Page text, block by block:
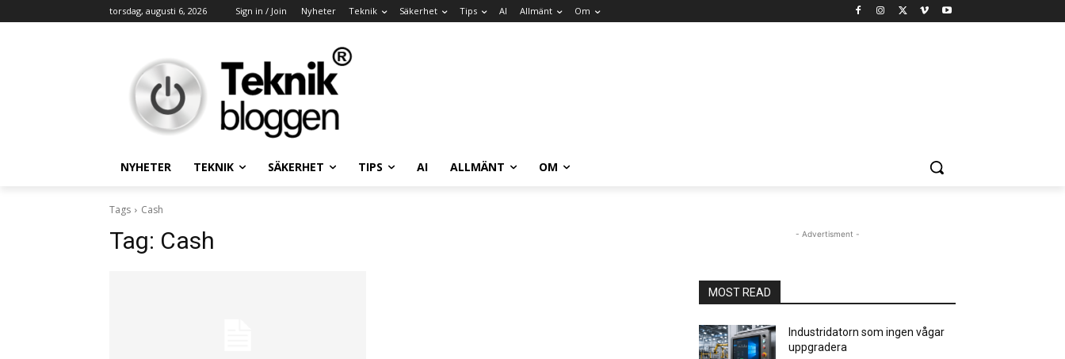
torsdag, augusti 6, 2026 Sign in / Join Nyheter Teknik Säkerhet Tips AI Allmänt Om
NYHETER TEKNIK SÄKERHET TIPS AI ALLMÄNT OM
Tags Cash
Tag: Cash - Advertisment -
MOST READ
Industridatorn som ingen vågar
uppgradera